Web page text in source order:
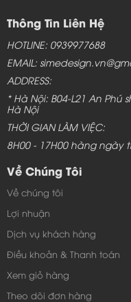
Thông Tin Liên Hệ
HOTLINE: 0939977688
EMAIL:
ADDRESS:
* Hà Nội: B04-L21 An Phú
Hà Nội
THỜI GIAN LÀM VIỆC:
8H00 - 17H00 hàng ngày
Về Chúng Tôi
Về chúng tôi
Lợi nhuận
Dịch vụ khách hàng
Điều khoản & Thanh toán
Xem giỏ hàng
Theo dõi đơn hàng